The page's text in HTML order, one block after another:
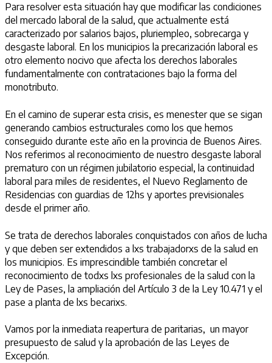
Para resolver esta situación hay que modificar las condiciones
del mercado laboral de la salud, que actualmente está
caracterizado por salarios bajos, pluriempleo, sobrecarga y
desgaste laboral. En los municipios la precarización laboral es
otro elemento nocivo que afecta los derechos laborales
fundamentalmente con contrataciones bajo la forma del
monotributo.
En el camino de superar esta crisis, es menester que se sigan
generando cambios estructurales como los que hemos
conseguido durante este año en la provincia de Buenos Aires.
Nos referimos al reconocimiento de nuestro desgaste laboral
prematuro con un régimen jubilatorio especial, la continuidad
laboral para miles de residentes, el Nuevo Reglamento de
Residencias con guardias de 12hs y aportes previsionales
desde el primer año.
Se trata de derechos laborales conquistados con años de lucha
y que deben ser extendidos a lxs trabajadorxs de la salud en
los municipios. Es imprescindible también concretar el
reconocimiento de todxs lxs profesionales de la salud con la
Ley de Pases, la ampliación del Artículo 3 de la Ley 10.471 y el
pase a planta de lxs becarixs.
Vamos por la inmediata reapertura de paritarias, un mayor
presupuesto de salud y la aprobación de las Leyes de
Excepción.